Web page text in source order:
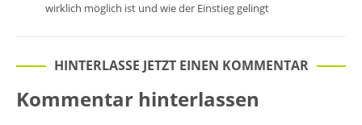
wirklich möglich ist und wie der Einstieg gelingt
HINTERLASSE JETZT EINEN KOMMENTAR
Kommentar hinterlassen